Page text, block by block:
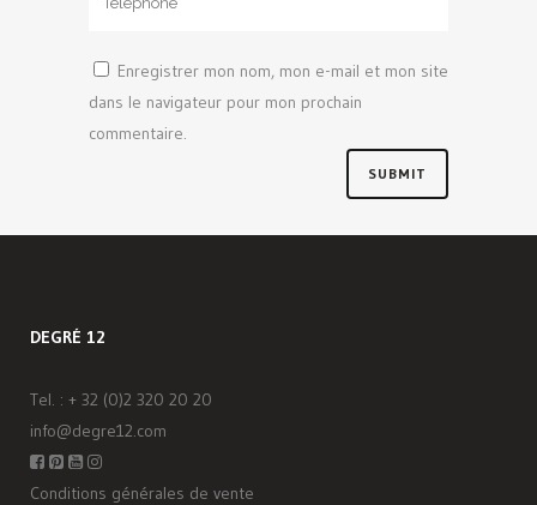
Enregistrer mon nom, mon e-mail et mon site
dans le navigateur pour mon prochain
commentaire.
DEGRÉ 12
Tel. : + 32 (0)2 320 20 20
info@degre12.com
Conditions générales de vente